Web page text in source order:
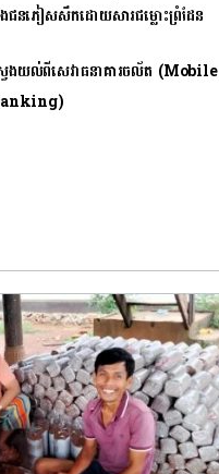
ជនភៀសសឹកដោយសារជម្លោះព្រំដែន
ែងយល់ពីសេវាធនាគារចល័ត (Mobile